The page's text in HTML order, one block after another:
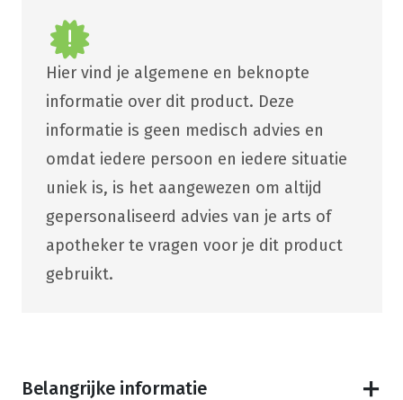
Hier vind je algemene en beknopte
informatie over dit product. Deze
informatie is geen medisch advies en
omdat iedere persoon en iedere situatie
uniek is, is het aangewezen om altijd
gepersonaliseerd advies van je arts of
apotheker te vragen voor je dit product
gebruikt.
Belangrijke informatie